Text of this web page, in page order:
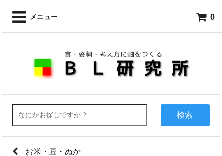
メニュー 0
検索
お米・豆・ぬか